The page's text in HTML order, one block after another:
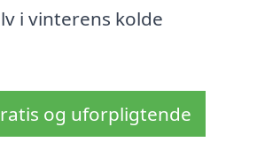
i vinterens kolde
og uforpligtende